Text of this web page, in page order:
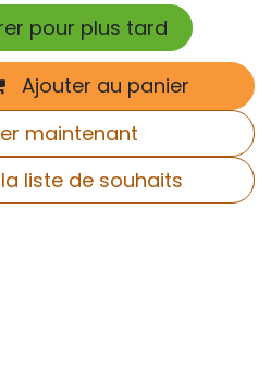
pour plus tard
Ajouter au panier
maintenant
liste de souhaits